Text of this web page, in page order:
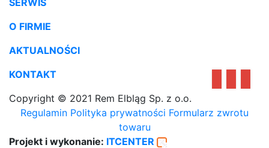
O FIRMIE
AKTUALNOŚCI
KONTAKT
Copyright © 2021 Rem Elbląg Sp. z o.o.
Regulamin Polityka prywatności Formularz zwrotu
towaru
Projekt i wykonanie: ITCENTER